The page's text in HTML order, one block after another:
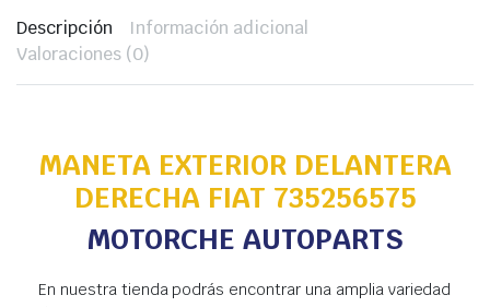
Descripción
Información adicional
Valoraciones (0)
MANETA EXTERIOR DELANTERA
DERECHA FIAT 735256575
MOTORCHE AUTOPARTS
En nuestra tienda podrás encontrar una amplia variedad